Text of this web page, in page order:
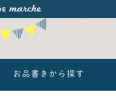
お品書きから探す